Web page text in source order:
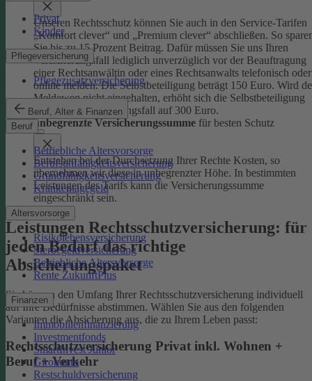
Privat
Kinder
Pflegeversicherung
Pflegezusatzversicherung
Beruf, Alter & Finanzen
Beruf
Betriebliche Altersvorsorge
Berufsunfähigkeitsversicherung
Grundfähigkeitsversicherung
Krankentagegeld
Altersvorsorge
Risikolebensversicherung
Sterbegeldversicherung
Betriebliche Altersvorsorge
Rente ZukunftPlus
Finanzen
Immobilienfinanzierung
Investmentfonds
SmartInvest Junior
Girokonto
Restschuldversicherung
Unseren Rechtsschutz können Sie auch in den Service-Tarifen
„Komfort clever“ und „Premium clever“ abschließen. So
Sie bis zu 15 Prozent Beitrag. Dafür müssen Sie uns Ihren
Versicherungsfall lediglich unverzüglich vor der Beauftragung
einer Rechtsanwältin oder eines Rechtsanwalts telefonisch oder
online melden. Die Selbstbeteiligung beträgt 150 Euro. Wird
Meldeweg nicht eingehalten, erhöht sich die Selbstbeteiligung
für diesen Versicherungsfall auf 300 Euro.
unbegrenzte Versicherungssumme für besten Schutz
Entstehen bei der Durchsetzung Ihrer Rechte Kosten, so
übernehmen wir diese in unbegrenzter Höhe. In bestimmten
Leistungen des Tarifs kann die Versicherungssumme
eingeschränkt sein.
Leistungen Rechtsschutzversicherung: für
jeden Bedarf das richtige
Absicherungspaket
Sie können den Umfang Ihrer Rechtsschutzversicherung individuell
auf Ihre Bedürfnisse abstimmen. Wählen Sie aus den folgenden
Varianten die Absicherung aus, die zu Ihrem Leben passt:
Rechtsschutzversicherung Privat inkl. Wohnen +
Beruf + Verkehr